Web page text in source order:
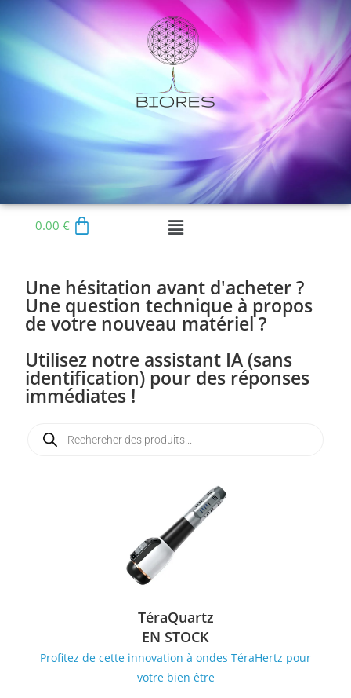
0.00 €
Une hésitation avant d'acheter ?
Une question technique à propos
de votre nouveau matériel ?
Utilisez notre assistant IA (sans
identification) pour des réponses
immédiates !
TéraQuartz
EN STOCK
Profitez de cette innovation à ondes TéraHertz pour
votre bien être